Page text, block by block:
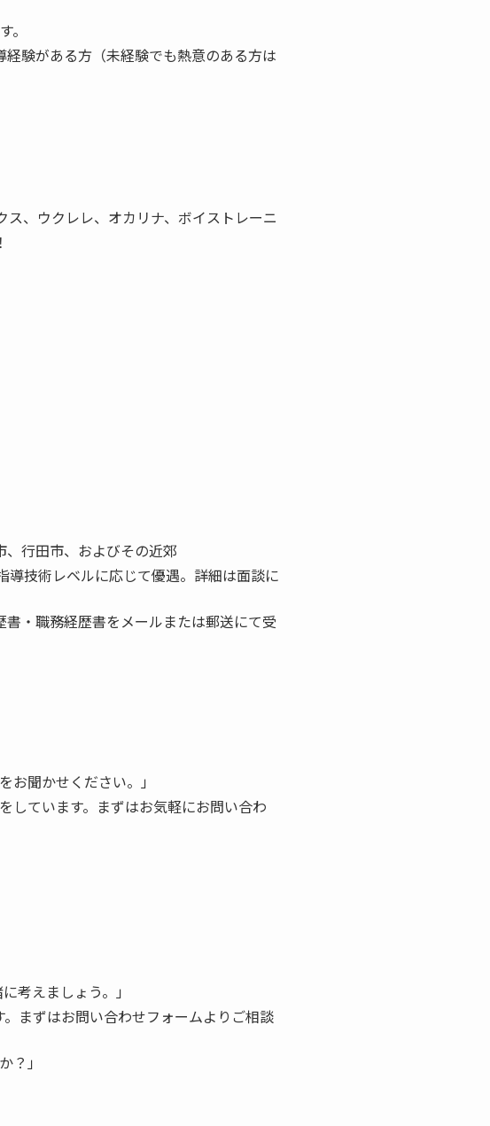
。
験がある方（未経験でも熱意のある方は
、ウクレレ、オカリナ、ボイストレーニ
行田市、およびその近郊
技術レベルに応じて優遇。詳細は面談に
・職務経歴書をメールまたは郵送にて受
お聞かせください。」
しています。まずはお気軽にお問い合わ
考えましょう。」
まずはお問い合わせフォームよりご相談
？」